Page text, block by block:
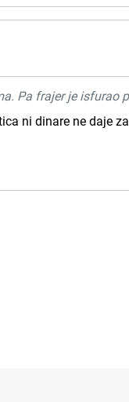
Pa frajer je isfurao
ni dinare ne daje